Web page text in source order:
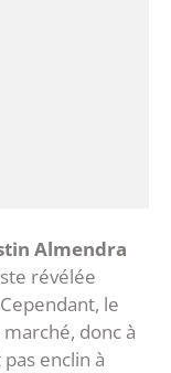
Almendra
révélée
le
donc à
pas enclin à